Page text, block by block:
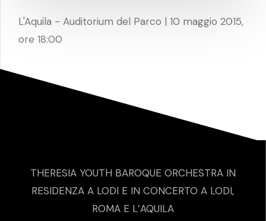
L'Aquila - Auditorium del Parco | 10 maggio 2015,
ore 18:00
THERESIA YOUTH BAROQUE ORCHESTRA IN
RESIDENZA A LODI E IN CONCERTO A LODI,
ROMA E L’AQUILA